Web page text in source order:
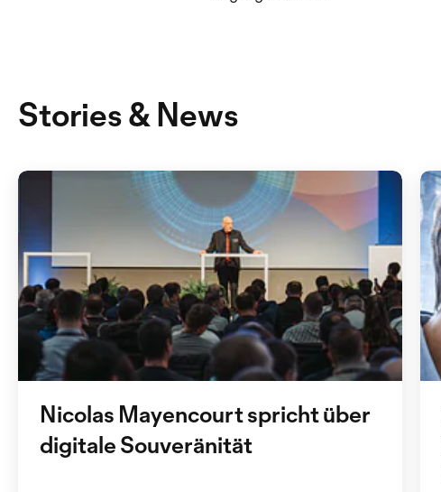
Stories & News
Nicolas Mayencourt spricht über
digitale Souveränität